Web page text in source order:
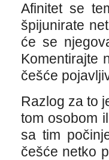
Afinitet se
špijunirate
će se
Komentirajte
češće
Razlog za to
tom osobom
sa tim
češće netko